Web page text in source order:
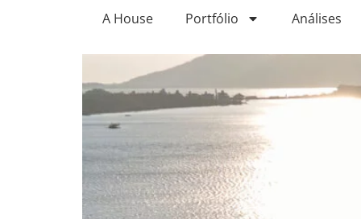
A House Portfólio Análises
A Vida no Canto da